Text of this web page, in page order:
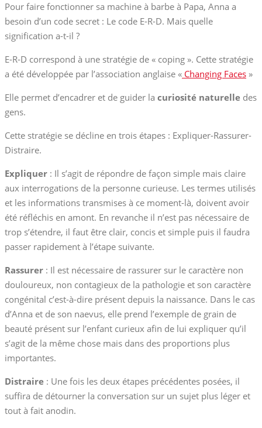
Pour faire fonctionner sa machine à barbe à Papa, Anna a
besoin d’un code secret : Le code E-R-D. Mais quelle
signification a-t-il ?
E-R-D correspond à une stratégie de « coping ». Cette stratégie
a été développée par l’association anglaise « Changing Faces »
Elle permet d’encadrer et de guider la curiosité naturelle des
gens.
Cette stratégie se décline en trois étapes : Expliquer-Rassurer-
Distraire.
Expliquer : Il s’agit de répondre de façon simple mais claire
aux interrogations de la personne curieuse. Les termes utilisés
et les informations transmises à ce moment-là, doivent avoir
été réfléchis en amont. En revanche il n’est pas nécessaire de
trop s’étendre, il faut être clair, concis et simple puis il faudra
passer rapidement à l’étape suivante.
Rassurer : Il est nécessaire de rassurer sur le caractère non
douloureux, non contagieux de la pathologie et son caractère
congénital c’est-à-dire présent depuis la naissance. Dans le cas
d’Anna et de son naevus, elle prend l’exemple de grain de
beauté présent sur l’enfant curieux afin de lui expliquer qu’il
s’agit de la même chose mais dans des proportions plus
importantes.
Distraire : Une fois les deux étapes précédentes posées, il
suffira de détourner la conversation sur un sujet plus léger et
tout à fait anodin.